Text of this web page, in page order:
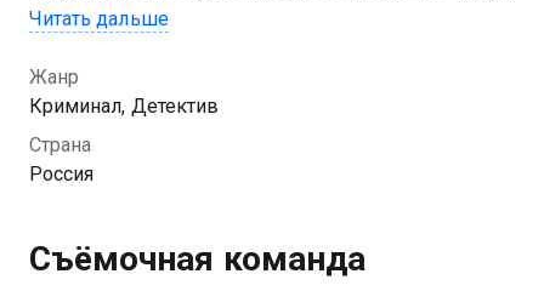
обратиться не только высокие чины прокуратуры,
лаборатория оборудована по последнему слову
техники, и каждый из ее работников - уникальный
специалист в своей области. Их задача помогать и
направлять следствие, изучая улики, находить ту
они работают, чтобы ни одно преступление не
осталось безнаказанным. В 39-минутных
Читать дальше
Жанр
Криминал, Детектив
Страна
Россия
Съёмочная команда